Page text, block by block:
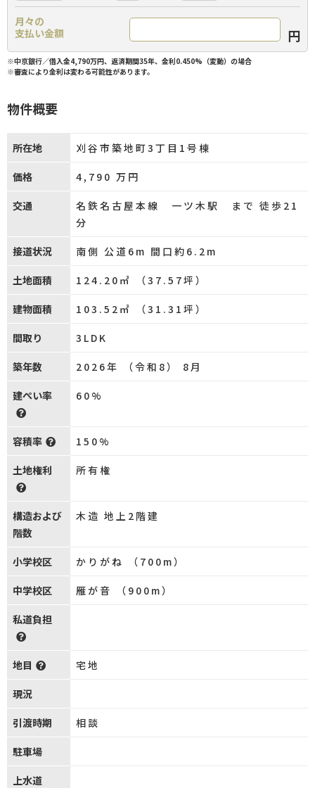
月々の
支払い金額
円
※中京銀行／借入金4,790万円、返済期間35年、金利0.450%（変動）の場合
※審査により金利は変わる可能性があります。
物件概要
所在地 刈谷市築地町3丁目1号棟
価格 4,790 万円
交通
名鉄名古屋本線 一ツ木駅 まで 徒歩21
分
接道状況 南側 公道6m 間口約6.2m
土地面積 124.20㎡ （37.57坪）
建物面積 103.52㎡ （31.31坪）
間取り 3LDK
築年数 2026年 （令和8） 8月
建ぺい率 60%
容積率 150%
土地権利 所有権
構造および
階数
木造 地上2階建
小学校区 かりがね （700m）
中学校区 雁が音 （900m）
私道負担
地目 宅地
現況
引渡時期 相談
駐車場
上水道